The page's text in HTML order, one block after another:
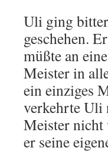
Uli ging
geschehen.
müßte an
Meister in
ein einziges
verkehrte Uli
Meister nicht
er seine